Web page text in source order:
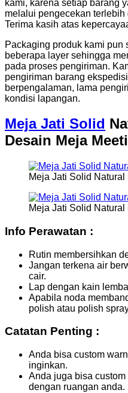
kami, karena setiap barang
melalui pengecekan
Terima kasih atas
Packaging produk kami pun
beberapa layer sehingga
pada proses pengiriman.
pengiriman barang
berpengalaman, lama
kondisi lapangan.
Meja Jati Solid
Desain Meja
Meja Jati Solid
Meja Jati Solid
Info Perawatan :
Rutin membersihkan
Jangan terkena air
cair.
Lap dengan kain
Apabila noda
polish atau polish
Catatan Penting :
Anda bisa custom
inginkan.
Anda juga bisa
dengan ruangan anda.